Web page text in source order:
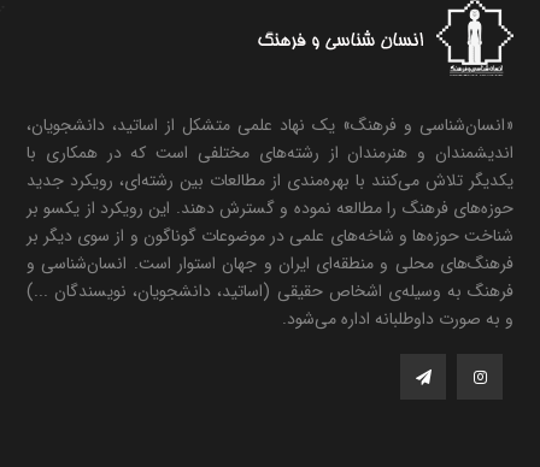
«انسان‌شناسی و فرهنگ» یک نهاد علمی متشکل از اساتید، دانشجویان،
اندیشمندان و هنرمندان از رشته‌های مختلفی است که در همکاری با
یکدیگر تلاش می‌کنند با بهره‌مندی از مطالعات بین رشته‌ای، رویکرد جدید
حوزه‌های فرهنگ را مطالعه نموده و گسترش دهند. این رویکرد از یکسو بر
شناخت حوزه‌ها و شاخه‌های علمی در موضوعات گوناگون و از سوی دیگر بر
فرهنگ‌های محلی و منطقه‌ای ایران و جهان استوار است. انسان‌شناسی و
فرهنگ به وسیله‌ی اشخاص حقیقی (اساتید، دانشجویان، نویسندگان ...)
و به صورت داوطلبانه اداره می‌شود.